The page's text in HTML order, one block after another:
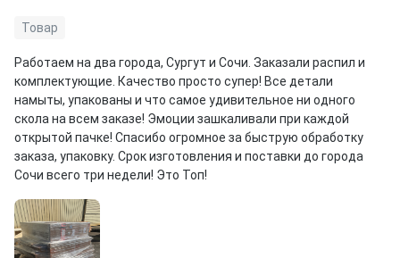
Товар
Работаем на два города, Сургут и Сочи. Заказали распил и
комплектующие. Качество просто супер! Все детали
намыты, упакованы и что самое удивительное ни одного
скола на всем заказе! Эмоции зашкаливали при каждой
открытой пачке! Спасибо огромное за быструю обработку
заказа, упаковку. Срок изготовления и поставки до города
Сочи всего три недели! Это Топ!